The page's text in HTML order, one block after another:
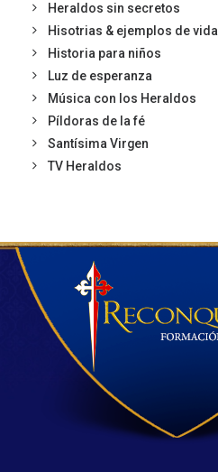
Heraldos sin secretos
Hisotrias & ejemplos de vida
Historia para niños
Luz de esperanza
Música con los Heraldos
Píldoras de la fé
Santísima Virgen
TV Heraldos